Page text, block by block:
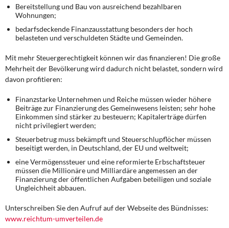
Bereitstellung und Bau von ausreichend bezahlbaren
Wohnungen;
bedarfsdeckende Finanzausstattung besonders der hoch
belasteten und verschuldeten Städte und Gemeinden.
Mit mehr Steuergerechtigkeit können wir das finanzieren! Die große
Mehrheit der Bevölkerung wird dadurch nicht belastet, sondern wird
davon profitieren:
Finanzstarke Unternehmen und Reiche müssen wieder höhere
Beiträge zur Finanzierung des Gemeinwesens leisten; sehr hohe
Einkommen sind stärker zu besteuern; Kapitalerträge dürfen
nicht privilegiert werden;
Steuerbetrug muss bekämpft und Steuerschlupflöcher müssen
beseitigt werden, in Deutschland, der EU und weltweit;
eine Vermögenssteuer und eine reformierte Erbschaftsteuer
müssen die Millionäre und Milliardäre angemessen an der
Finanzierung der öffentlichen Aufgaben beteiligen und soziale
Ungleichheit abbauen.
Unterschreiben Sie den Aufruf auf der Webseite des Bündnisses:
www.reichtum-umverteilen.de